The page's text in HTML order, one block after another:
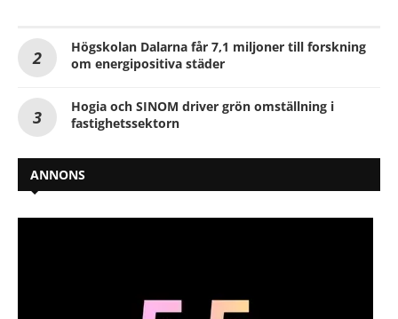
Högskolan Dalarna får 7,1 miljoner till forskning
om energipositiva städer
Hogia och SINOM driver grön omställning i
fastighetssektorn
ANNONS